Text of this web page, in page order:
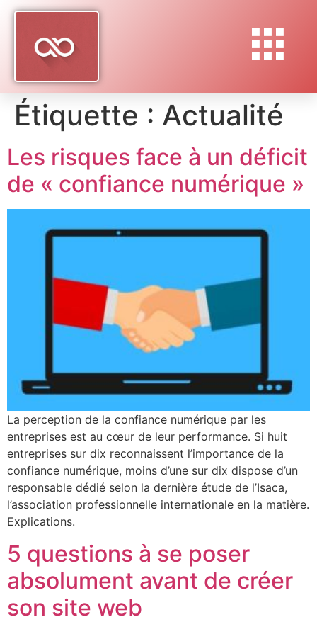
Étiquette : Actualité
Les risques face à un déficit
de « confiance numérique »
La perception de la confiance numérique par les
entreprises est au cœur de leur performance. Si huit
entreprises sur dix reconnaissent l’importance de la
confiance numérique, moins d’une sur dix dispose d’un
responsable dédié selon la dernière étude de l’Isaca,
l’association professionnelle internationale en la matière.
Explications.
5 questions à se poser
absolument avant de créer
son site web